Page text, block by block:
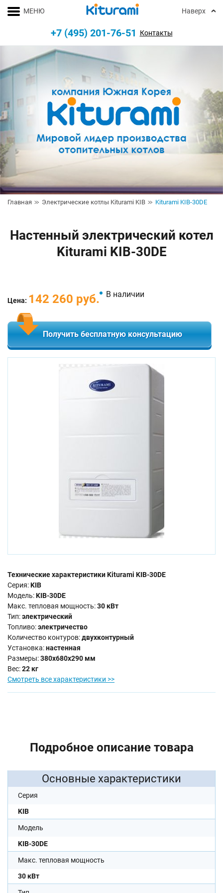
Главная Электрические котлы Kiturami KIB Kiturami KIB-30DE
Настенный электрический котел
Kiturami KIB-30DE
Цена: 142 260 руб. В наличии
Получить бесплатную консультацию
Технические характеристики Kiturami KIB-30DE
Серия:KIB
Модель:KIB-30DE
Макс. тепловая мощность:30 кВт
Тип:электрический
Топливо:электричество
Количество контуров:двухконтурный
Установка:настенная
Размеры:380x680x290 мм
Вес:22 кг
Смотреть все характеристики >>
Подробное описание товара
Основные характеристики
Серия
KIB
Модель
KIB-30DE
Макс. тепловая мощность
30 кВт
МЕНЮ Наверх
+7 (495) 201-76-51 Контакты